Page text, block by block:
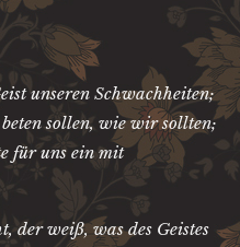
unseren Schwachheiten;
sollen, wie wir sollten;
für uns ein mit
der weiß, was des Geistes